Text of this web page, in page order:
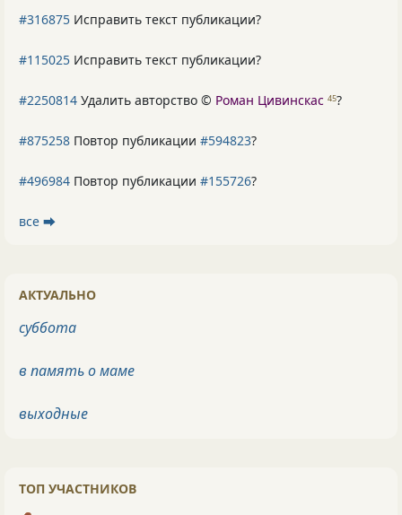
#316875 Исправить текст публикации?
#115025 Исправить текст публикации?
#2250814 Удалить авторство © Роман Цивинскас 45?
#875258 Повтор публикации #594823?
#496984 Повтор публикации #155726?
все ⮕
АКТУАЛЬНО
суббота
в память о маме
выходные
ТОП УЧАСТНИКОВ